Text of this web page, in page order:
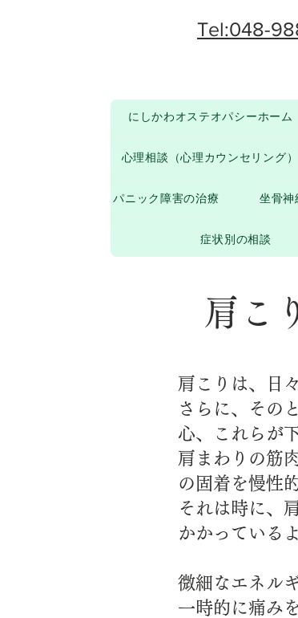
Tel:048-
肩こ
肩こりは、日
さらに、その
心、これらが
肩まわりの筋
の固着を慢性
それは時に、
かかっている
微細なエネル
一時的に痛み
にしかわオステオパシーホーム
心理相談（心理カウンセリング）
パニック障害の治療 坐骨神
症状別の相談